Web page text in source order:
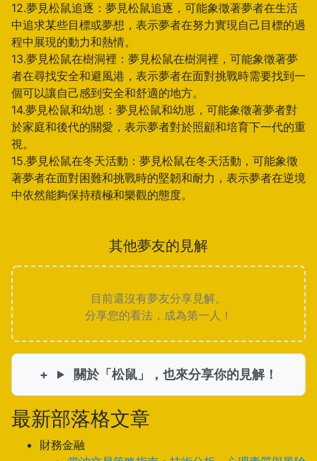
12.夢見松鼠追逐：夢見松鼠追逐，可能象徵著夢者在生活
中追求某些目標或夢想，表示夢者在努力實現自己目標的過
程中展現的動力和熱情。
13.夢見松鼠在樹洞裡：夢見松鼠在樹洞裡，可能象徵著夢
者在尋找安全和避風港，表示夢者在面對挑戰時需要找到一
個可以讓自己感到安全和舒適的地方。
14.夢見松鼠和幼崽：夢見松鼠和幼崽，可能象徵著夢者對
於家庭和後代的關愛，表示夢者對於照顧和培育下一代的重
視。
15.夢見松鼠在冬天活動：夢見松鼠在冬天活動，可能象徵
著夢者在面對困難和挑戰時的堅韌和耐力，表示夢者在逆境
中依然能夠保持積極和樂觀的態度。
其他夢友的見解
目前還沒有夢友分享見解。
分享您的看法，成為第一人！
關於「松鼠」，也來分享你的見解！
最新部落格文章
財務金融